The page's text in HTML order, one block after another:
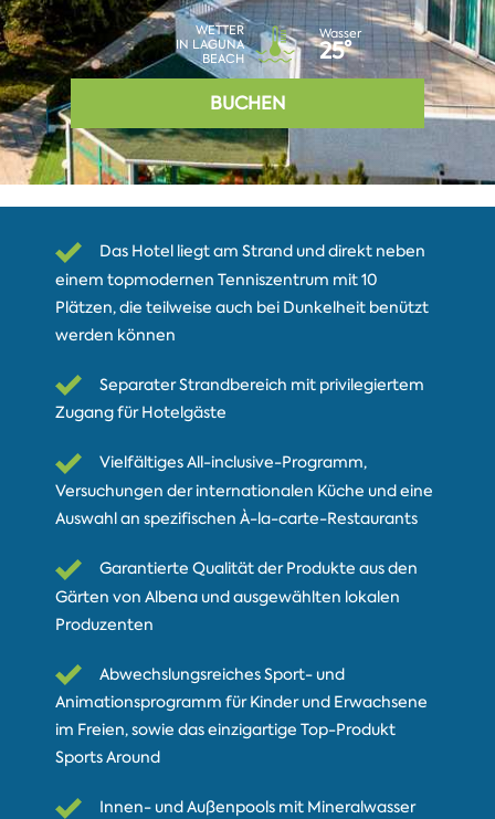
WETTER
IN LAGUNA
BEACH
Wasser
25°
BUCHEN
Das Hotel liegt am Strand und direkt neben
einem topmodernen Tenniszentrum mit 10
Plätzen, die teilweise auch bei Dunkelheit benützt
werden können
Separater Strandbereich mit privilegiertem
Zugang für Hotelgäste
Vielfältiges All-inclusive-Programm,
Versuchungen der internationalen Küche und eine
Auswahl an spezifischen À-la-carte-Restaurants
Garantierte Qualität der Produkte aus den
Gärten von Albena und ausgewählten lokalen
Produzenten
Abwechslungsreiches Sport- und
Animationsprogramm für Kinder und Erwachsene
im Freien, sowie das einzigartige Top-Produkt
Sports Around
Innen- und Außenpools mit Mineralwasser